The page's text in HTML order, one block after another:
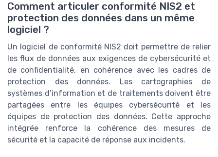
Comment articuler conformité NIS2 et
protection des données dans un même
logiciel ?
Un logiciel de conformité NIS2 doit permettre de relier
les flux de données aux exigences de cybersécurité et
de confidentialité, en cohérence avec les cadres de
protection des données. Les cartographies de
systèmes d’information et de traitements doivent être
partagées entre les équipes cybersécurité et les
équipes de protection des données. Cette approche
intégrée renforce la cohérence des mesures de
sécurité et la capacité de réponse aux incidents.